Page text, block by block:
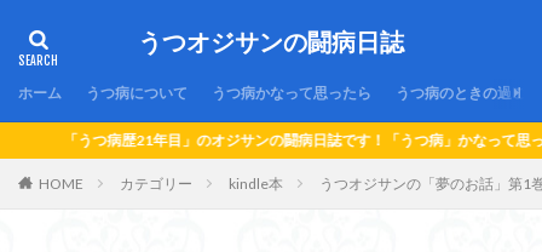
うつオジサンの闘病日誌
ホーム うつ病について うつ病かなって思ったら うつ病のときの過ご
です！「うつ病」かなって思ったら…！「うつ病」になっちゃったら…！「う
HOME カテゴリー kindle本 うつオジサンの「夢のお話」第1